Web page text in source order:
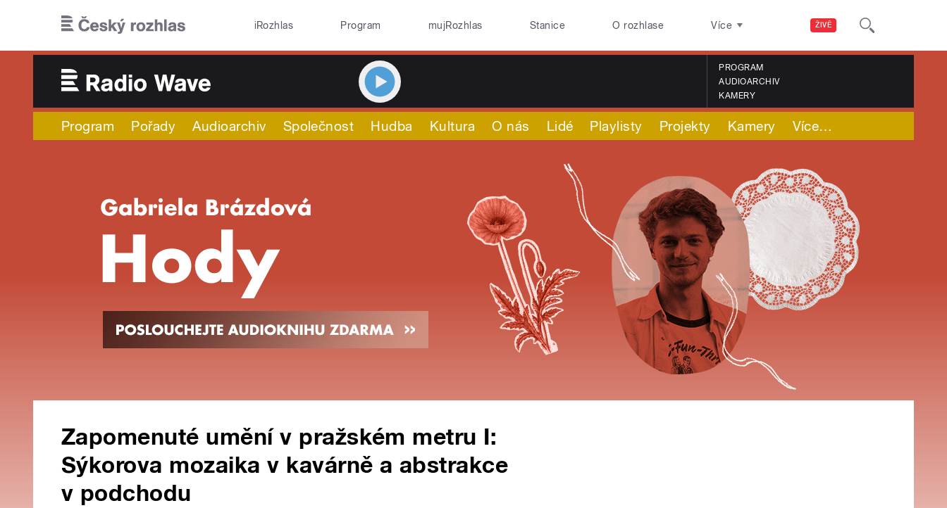
ŽIVĚ
iRozhlas Program mujRozhlas Stanice O rozhlase Více
PROGRAM
AUDIOARCHIV
KAMERY
Program Pořady Audioarchiv Společnost Hudba Kultura O nás Lidé Playlisty Projekty Kamery Více…
Zapomenuté umění v pražském metru I:
Sýkorova mozaika v kavárně a abstrakce
v podchodu